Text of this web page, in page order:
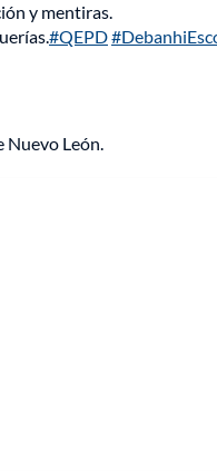
y mentiras.
#QEPD
Nuevo León.